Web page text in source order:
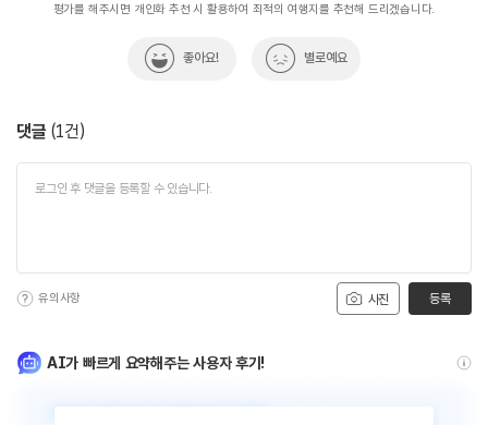
평가를 해주시면 개인화 추천 시 활용하여 최적의 여행지를 추천해 드리겠습니다.
좋아요! 별로예요
댓글 (1건)
사진
유의사항 등록
AI가 빠르게 요약해주는 사용자 후기!